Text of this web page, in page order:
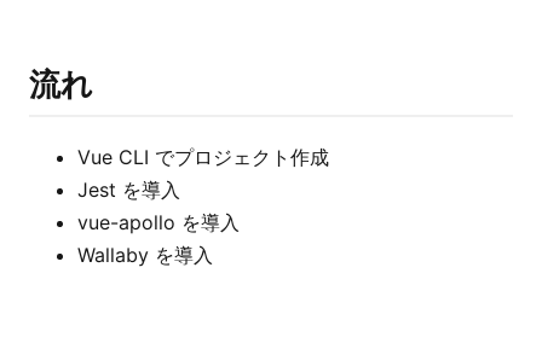
流れ
Vue CLI でプロジェクト作成
Jest を導入
vue-apollo を導入
Wallaby を導入